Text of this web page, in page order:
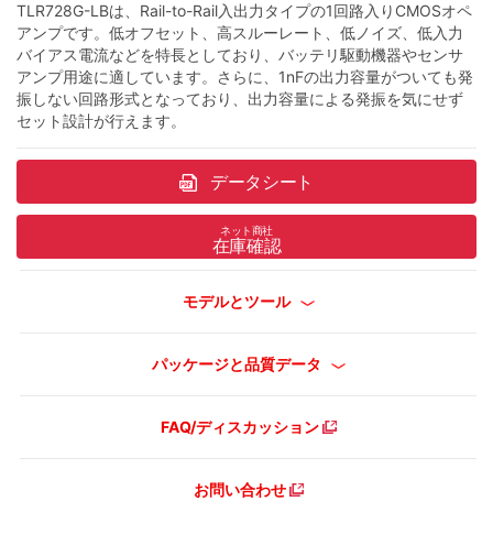
TLR728G-LBは、Rail-to-Rail入出力タイプの1回路入りCMOSオペ
アンプです。低オフセット、高スルーレート、低ノイズ、低入力
バイアス電流などを特長としており、バッテリ駆動機器やセンサ
アンプ用途に適しています。さらに、1nFの出力容量がついても発
振しない回路形式となっており、出力容量による発振を気にせず
セット設計が行えます。
データシート
ネット商社
在庫確認
モデルとツール
パッケージと品質データ
FAQ/ディスカッション
お問い合わせ